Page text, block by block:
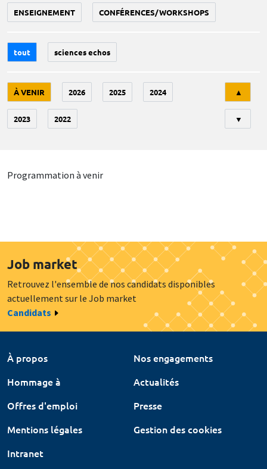
ENSEIGNEMENT CONFÉRENCES/WORKSHOPS
tout sciences echos
À VENIR 2026 2025 2024
2023 2022
▲
▼
Programmation à venir
Job market
Retrouvez l'ensemble de nos candidats disponibles
actuellement sur le Job market
Candidats
À propos
Nos engagements
Hommage à
Actualités
Offres d'emploi
Presse
Mentions légales
Gestion des cookies
Intranet